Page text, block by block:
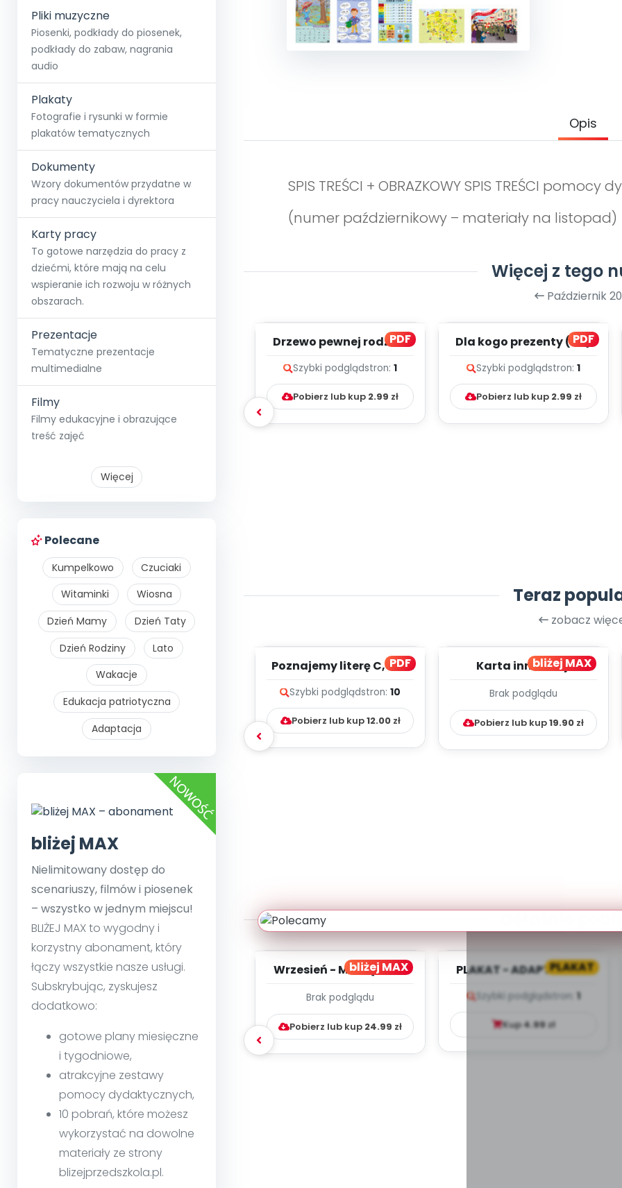
Pliki muzyczne
Piosenki, podkłady do piosenek,
podkłady do zabaw, nagrania
audio
Plakaty
Fotografie i rysunki w formie
plakatów tematycznych
Dokumenty
Wzory dokumentów przydatne w
pracy nauczyciela i dyrektora
Karty pracy
To gotowe narzędzia do pracy z
dziećmi, które mają na celu
wspieranie ich rozwoju w różnych
obszarach.
Prezentacje
Tematyczne prezentacje
multimedialne
Filmy
Filmy edukacyjne i obrazujące
treść zajęć
Więcej
Polecane
Kumpelkowo
Czuciaki
Witaminki
Wiosna
Dzień Mamy
Dzień Taty
Dzień Rodziny
Lato
Wakacje
Edukacja patriotyczna
Adaptacja
bliżej MAX
Nielimitowany dostęp do
scenariuszy, filmów i piosenek
– wszystko w jednym miejscu!
BLIŻEJ MAX to wygodny i
korzystny abonament, który
łączy wszystkie nasze usługi.
Subskrybując, zyskujesz
dodatkowo:
gotowe plany miesięczne
i tygodniowe,
atrakcyjne zestawy
pomocy dydaktycznych,
10 pobrań, które możesz
wykorzystać na dowolne
materiały ze strony
blizejprzedszkola.pl.
Opis
SPIS TREŚCI + OBRAZKOWY SPIS TREŚCI
(numer październikowy – materiały na listopad)
Więcej z tego
Październik
PDF
Drzewo pewnej rodziny
Szybki podglądstron: 1
Pobierz lub kup 2.99 zł
PDF
Dla kogo prezenty (PD)
Szybki podglądstron: 1
Pobierz lub kup 2.99 zł
Teraz
zobacz
PDF
Poznajemy literę C, cz. 1
Szybki podglądstron: 10
Pobierz lub kup12.00zł
bliżej MAX
Karta innowacji
Kumpelkowo
Brak podglądu
Pobierz lub kup19.90 zł
Ostatnio
bliżej MAX
Wrzesień - MIESIĘCZNY
WYCHOWAWCZO –
DYDAKTYC...
Brak podglądu
Pobierz lub kup 24.99 zł
PLAKAT
PLAKAT - ADAPTACJA -
Szybki podgląd stron: 1
Kup4.99zł